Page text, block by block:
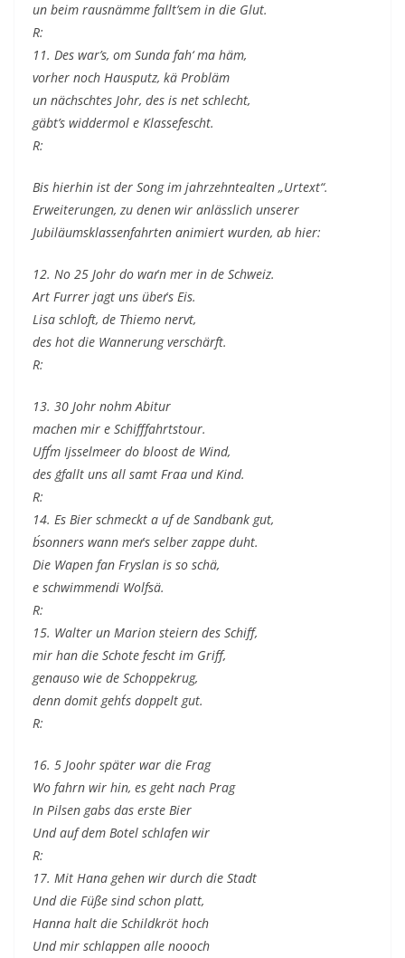
un beim rausnämme fallt’sem in die Glut.
R:
11. Des war’s, om Sunda fah‘ ma häm,
vorher noch Hausputz, kä Probläm
un nächschtes Johr, des is net schlecht,
gäbt’s widdermol e Klassefescht.
R:
Bis hierhin ist der Song im jahrzehntealten „Urtext“.
Erweiterungen, zu denen wir anlässlich unserer
Jubiläumsklassenfahrten animiert wurden, ab hier:
12. No 25 Johr do war´n mer in de Schweiz.
Art Furrer jagt uns über´s Eis.
Lisa schloft, de Thiemo nervt,
des hot die Wannerung verschärft.
R:
13. 30 Johr nohm Abitur
machen mir e Schifffahrtstour.
Uff´m Ijsselmeer do bloost de Wind,
des g´fallt uns all samt Fraa und Kind.
R:
14. Es Bier schmeckt a uf de Sandbank gut,
b´sonners wann mer´s selber zappe duht.
Die Wapen fan Fryslan is so schä,
e schwimmendi Wolfsä.
R:
15. Walter un Marion steiern des Schiff,
mir han die Schote fescht im Griff,
genauso wie de Schoppekrug,
denn domit geht´s doppelt gut.
R:
16. 5 Joohr später war die Frag
Wo fahrn wir hin, es geht nach Prag
In Pilsen gabs das erste Bier
Und auf dem Botel schlafen wir
R:
17. Mit Hana gehen wir durch die Stadt
Und die Füße sind schon platt,
Hanna halt die Schildkröt hoch
Und mir schlappen alle noooch